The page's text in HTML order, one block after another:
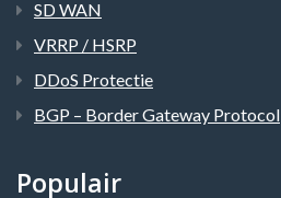
SD WAN
VRRP / HSRP
DDoS Protectie
BGP – Border Gateway Protocol
Populair